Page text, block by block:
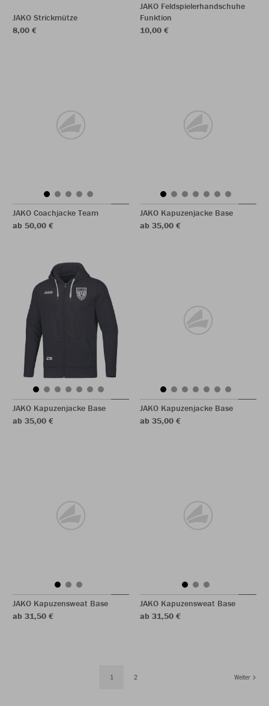
JAKO Strickmütze
8,00 €
JAKO Feldspielerhandschuhe
Funktion
10,00 €
JAKO Coachjacke Team
ab 50,00 €
JAKO Kapuzenjacke Base
ab 35,00 €
JAKO Kapuzenjacke Base
ab 35,00 €
JAKO Kapuzenjacke Base
ab 35,00 €
JAKO Kapuzensweat Base
ab 31,50 €
JAKO Kapuzensweat Base
ab 31,50 €
1 2 Weiter